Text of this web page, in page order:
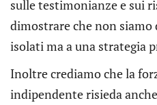
sulle testimonianze e sui
dimostrare che non siamo
isolati ma a una strategia
Inoltre crediamo che la
indipendente risieda